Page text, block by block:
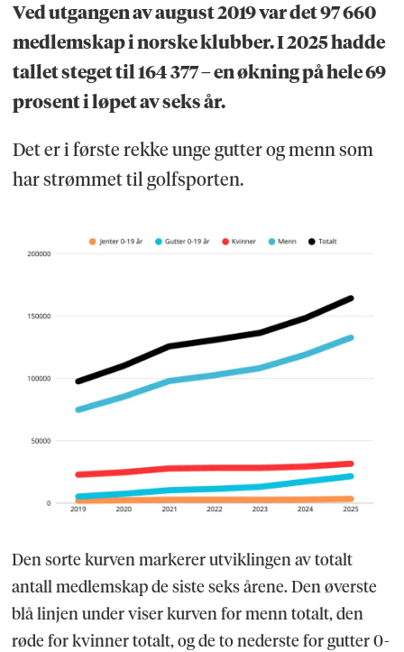
Ved utgangen av august 2019 var det 97 660
medlemskap i norske klubber. I 2025 hadde
tallet steget til 164 377 – en økning på hele 69
prosent i løpet av seks år.
Det er i første rekke unge gutter og menn som
har strømmet til golfsporten.
Den sorte kurven markerer utviklingen av totalt
antall medlemskap de siste seks årene. Den øverste
blå linjen under viser kurven for menn totalt, den
røde for kvinner totalt, og de to nederste for gutter 0-